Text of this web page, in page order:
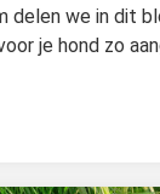
delen we in dit
je hond zo